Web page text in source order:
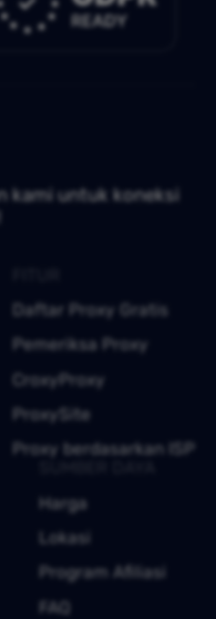
kami untuk koneksi
Daftar Proxy Gratis
Pemeriksa Proxy
CroxyProxy
ProxySite
Proxy berdasarkan ISP
Harga
Lokasi
Program Afiliasi
FAQ